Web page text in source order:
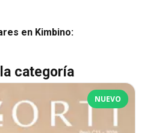
en Kimbino:
categoría
NUEVO